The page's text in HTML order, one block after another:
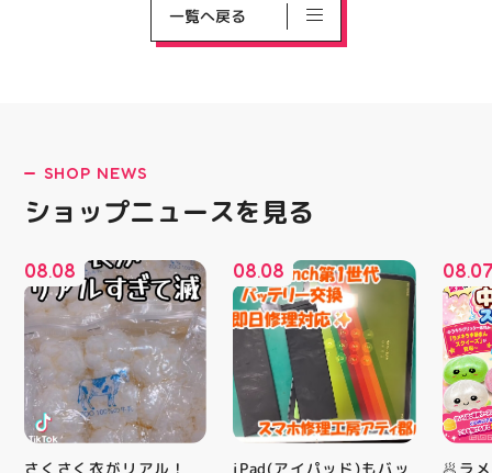
一覧へ戻る
SHOP NEWS
ショップニュースを見る
08.08
さくさく衣がリアル！
08.08
iPad(アイパッド)もバッ
08.
🥟ラ